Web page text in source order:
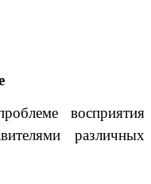
восприятия
различных